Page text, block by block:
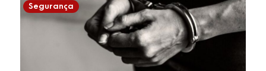
Segurança